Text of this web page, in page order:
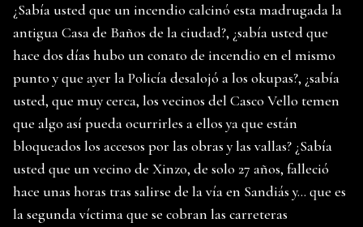
¿Sabía usted que un incendio calcinó esta madrugada la
antigua Casa de Baños de la ciudad?, ¿sabía usted que
hace dos días hubo un conato de incendio en el mismo
punto y que ayer la Policía desalojó a los okupas?, ¿sabía
usted, que muy cerca, los vecinos del Casco Vello temen
que algo así pueda ocurrirles a ellos ya que están
bloqueados los accesos por las obras y las vallas? ¿Sabía
usted que un vecino de Xinzo, de solo 27 años, falleció
hace unas horas tras salirse de la vía en Sandiás y… que es
la segunda víctima que se cobran las carreteras